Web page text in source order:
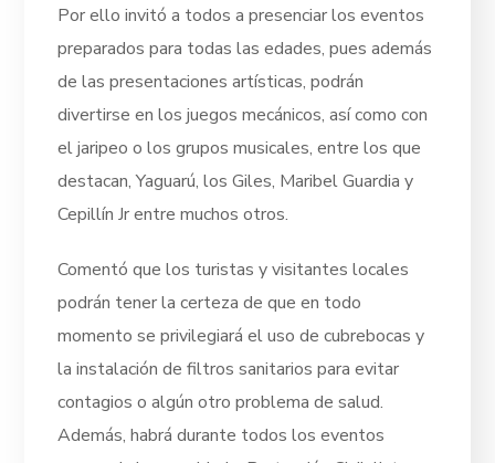
Por ello invitó a todos a presenciar los eventos
preparados para todas las edades, pues además
de las presentaciones artísticas, podrán
divertirse en los juegos mecánicos, así como con
el jaripeo o los grupos musicales, entre los que
destacan, Yaguarú, los Giles, Maribel Guardia y
Cepillín Jr entre muchos otros.
Comentó que los turistas y visitantes locales
podrán tener la certeza de que en todo
momento se privilegiará el uso de cubrebocas y
la instalación de filtros sanitarios para evitar
contagios o algún otro problema de salud.
Además, habrá durante todos los eventos